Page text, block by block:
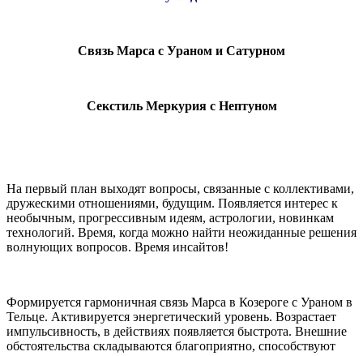
Связь Марса с Ураном и Сатурном
Секстиль Меркурия с Нептуном
На первый план выходят вопросы, связанные с коллективами,
дружескими отношениями, будущим. Появляется интерес к
необычным, прогрессивным идеям, астрологии, новинкам
технологий. Время, когда можно найти неожиданные решения
волнующих вопросов. Время инсайтов!
Формируется гармоничная связь Марса в Козероге с Ураном в
Тельце. Активируется энергетический уровень. Возрастает
импульсивность, в действиях появляется быстрота. Внешние
обстоятельства складываются благоприятно, способствуют